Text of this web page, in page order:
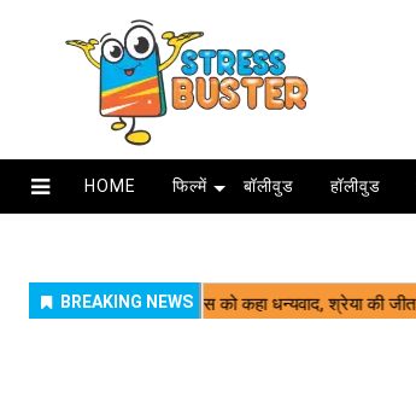
HOME फिल्में बॉलीवुड हॉलीवुड